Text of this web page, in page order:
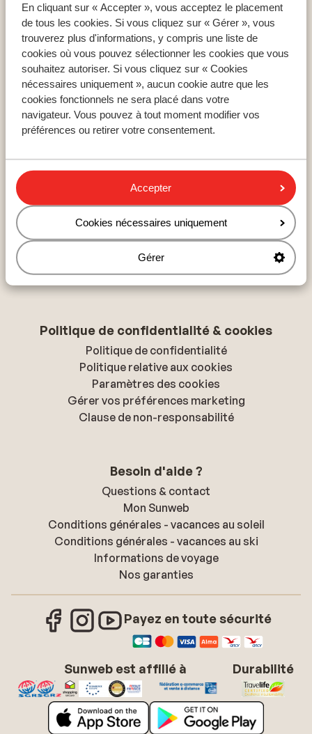
En cliquant sur « Accepter », vous acceptez le placement
de tous les cookies. Si vous cliquez sur « Gérer », vous
trouverez plus d'informations, y compris une liste de
cookies où vous pouvez sélectionner les cookies que vous
souhaitez autoriser. Si vous cliquez sur « Cookies
nécessaires uniquement », aucun cookie autre que les
cookies fonctionnels ne sera placé dans votre
navigateur. Vous pouvez à tout moment modifier vos
préférences ou retirer votre consentement.
Accepter
Cookies nécessaires uniquement
Gérer
Mer Rouge
Lanzarote
Golfe d'Hammamet
Destinations populaires
Hurghada
Hammamet
À propos de Sunweb
À propos de Sunweb
Tourisme responsable
Presse & médias
Déclaration d'accessibilité
Politique de confidentialité & cookies
Politique de confidentialité
Politique relative aux cookies
Paramètres des cookies
Gérer vos préférences marketing
Clause de non-responsabilité
Besoin d'aide ?
Questions & contact
Mon Sunweb
Conditions générales - vacances au soleil
Conditions générales - vacances au ski
Informations de voyage
Nos garanties
Payez en toute sécurité
Sunweb est affilié à Durabilité